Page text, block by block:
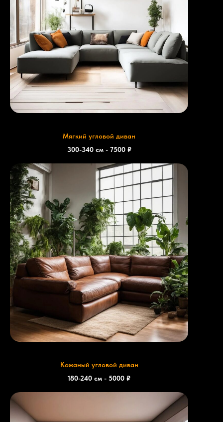
Мягкий угловой диван
300-340 см - 7500 ₽
Кожаный угловой диван
180-240 см - 5000 ₽